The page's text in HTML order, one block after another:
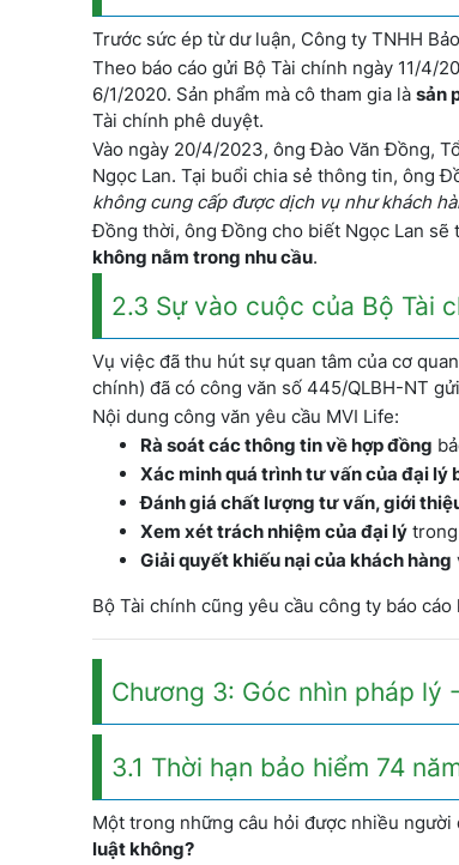
Trước sức ép từ dư luận, Công ty TNHH
Theo báo cáo gửi Bộ Tài chính ngày 11/4/
6/1/2020. Sản phẩm mà cô tham gia là sản
Tài chính phê duyệt.
Vào ngày 20/4/2023, ông Đào Văn Đồng,
Ngọc Lan. Tại buổi chia sẻ thông tin, ông
không cung cấp được dịch vụ như khách
Đồng thời, ông Đồng cho biết Ngọc Lan
không nằm trong nhu cầu.
2.3 Sự vào cuộc của Bộ Tài
Vụ việc đã thu hút sự quan tâm của cơ
chính) đã có công văn số 445/QLBH-NT
Nội dung công văn yêu cầu MVI Life:
Rà soát các thông tin về hợp đồng
Xác minh quá trình tư vấn của đại lý
Đánh giá chất lượng tư vấn, giới
Xem xét trách nhiệm của đại lý
Giải quyết khiếu nại của khách hàng
Bộ Tài chính cũng yêu cầu công ty báo
Chương 3: Góc nhìn pháp lý
3.1 Thời hạn bảo hiểm 74
Một trong những câu hỏi được nhiều người
luật không?